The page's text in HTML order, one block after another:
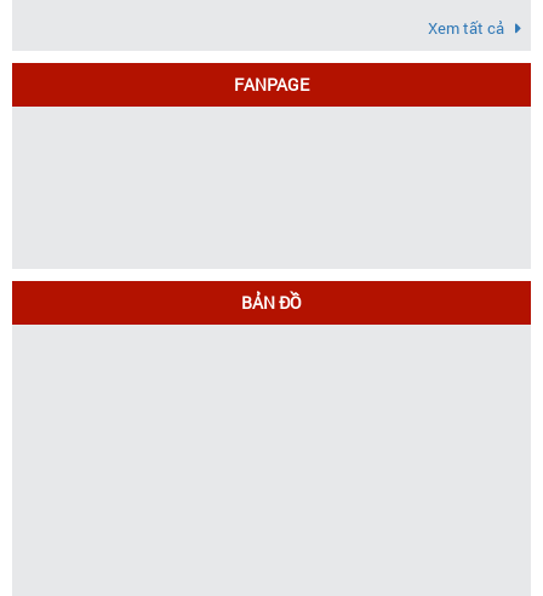
Xem tất cả
FANPAGE
BẢN ĐỒ